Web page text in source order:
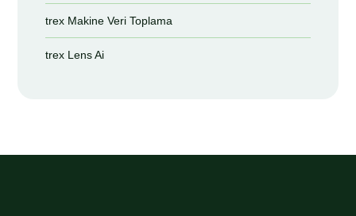
trex Makine Veri Toplama
trex Lens Ai